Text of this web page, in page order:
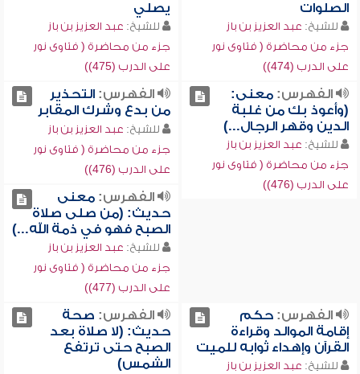
الصلوات
للشيخ: عبد العزيز بن باز
جزء من محاضرة ( فتاوى نور
على الدرب (474))
يصلي
للشيخ: عبد العزيز بن باز
جزء من محاضرة ( فتاوى نور
على الدرب (475))
الفهرس:معنى:
(وأعوذ بك من غلبة
الدين وقهر الرجال...)
للشيخ: عبد العزيز بن باز
جزء من محاضرة ( فتاوى نور
على الدرب (476))
الفهرس:التحذير
من بدع وشرك المقابر
للشيخ: عبد العزيز بن باز
جزء من محاضرة ( فتاوى نور
على الدرب (476))
الفهرس:معنى
حديث: (من صلى صلاة
الصبح فهو في ذمة الله...)
للشيخ: عبد العزيز بن باز
جزء من محاضرة ( فتاوى نور
على الدرب (477))
الفهرس:حكم
إقامة الموالد وقراءة
القرآن وإهداء ثوابه للميت
للشيخ: عبد العزيز بن باز
الفهرس: صحة
حديث: (لا صلاة بعد
الصبح حتى ترتفع
الشمس)